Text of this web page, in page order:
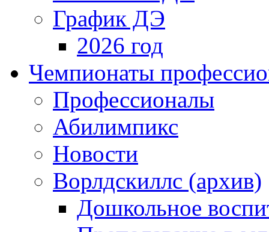
График ДЭ
2026 год
Чемпионаты
Профессионалы
Абилимпикс
Новости
Ворлдскиллс (архив)
Дошкольное